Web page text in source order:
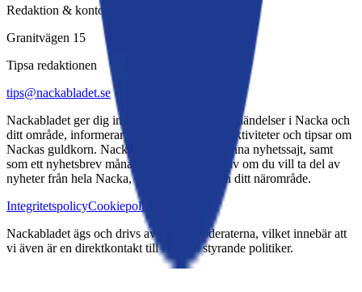
Redaktion & kontor
Granitvägen 15
Tipsa redaktionen
tips@nackabladet.se
Nackabladet ger dig information om aktuella händelser i Nacka och
ditt område, informerar om evenemang och aktiviteter och tipsar om
Nackas guldkorn. Nackabladet ges ut via denna nyhetssajt, samt
som ett nyhetsbrev månadsvis. Du väljer själv om du vill ta del av
nyheter från hela Nacka, eller ett utdrag från ditt närområde.
IntegritetspolicyCookiepolicy
Nackabladet ägs och drivs av Nackamoderaterna, vilket innebär att
vi även är en direktkontakt till Nackas styrande politiker.